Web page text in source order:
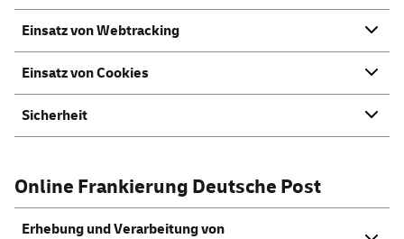
Einsatz von Webtracking
Einsatz von Cookies
Sicherheit
Online Frankierung Deutsche Post
Erhebung und Verarbeitung von